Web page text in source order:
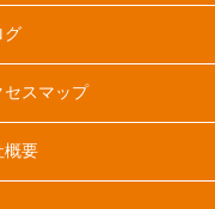
グ
セスマップ
概要